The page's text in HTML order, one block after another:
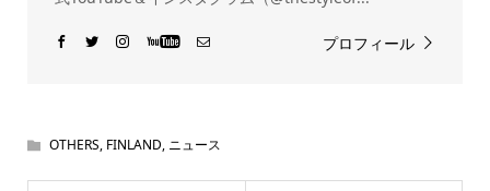
プロフィール
OTHERS, FINLAND, ニュース